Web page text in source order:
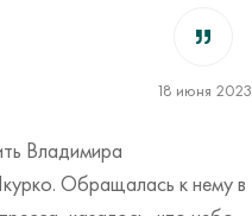
18 июня 2023
Владимира
Обращалась к нему в